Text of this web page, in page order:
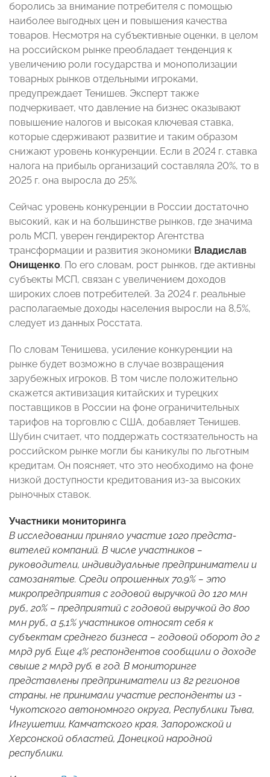
боролись за внимание потребителя с помощью
наиболее выгодных цен и повышения качества
товаров. Несмотря на субъективные оценки, в целом
на российском рынке преобладает тенденция к
увеличению роли государства и монополизации
товарных рынков отдельными игроками,
предупреждает Тенишев. Эксперт также
подчеркивает, что давление на бизнес оказывают
повышение налогов и высокая ключевая ставка,
которые сдерживают развитие и таким образом
снижают уровень конкуренции. Если в 2024 г. ставка
налога на прибыль организаций составляла 20%, то в
2025 г. она выросла до 25%.
Сейчас уровень конкуренции в России достаточно
высокий, как и на большинстве рынков, где значима
роль МСП, уверен гендиректор Агентства
трансформации и развития экономики Владислав
Онищенко. По его словам, рост рынков, где активны
субъекты МСП, связан с увеличением доходов
широких слоев потребителей. За 2024 г. реальные
располагаемые доходы населения выросли на 8,5%,
следует из данных Росстата.
По словам Тенишева, усиление конкуренции на
рынке будет возможно в случае возвращения
зарубежных игроков. В том числе положительно
скажется активизация китайских и турецких
поставщиков в России на фоне ограничительных
тарифов на торговлю с США, добавляет Тенишев.
Шубин считает, что поддержать состязательность на
российском рынке могли бы каникулы по льготным
кредитам. Он поясняет, что это необходимо на фоне
низкой доступности кредитования из-за высоких
рыночных ставок.
Участники мониторинга
В исследовании приняло участие 1020 предста­
вителей компаний. В числе участников –
руководители, индивидуальные предприниматели и
самозанятые. Среди опрошенных 70,9% – это
микропредприятия с годовой выручкой до 120 млн
руб., 20% – предприятий с годовой выручкой до 800
млн руб., а 5,1% участников относят себя к
субъектам среднего бизнеса – годовой оборот до 2
млрд руб. Еще 4% респондентов сообщили о доходе
свыше 2 млрд руб. в год. В мониторинге
представлены предприниматели из 82 регионов
страны, не принимали участие респонденты из ­
Чукотского автономного округа, Республики Тыва,
Ингушетии, Камчатского края, Запорожской и
Херсонской областей, Донецкой народной
республики.